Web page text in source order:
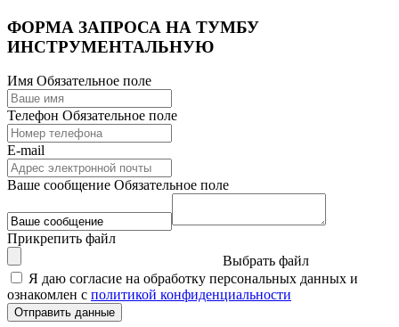
ФОРМА ЗАПРОСА НА ТУМБУ
ИНСТРУМЕНТАЛЬНУЮ
Имя Обязательное поле
Телефон Обязательное поле
E-mail
Ваше сообщение Обязательное поле
Прикрепить файл
Выбрать файл
Я даю согласие на обработку персональных данных и
ознакомлен с политикой конфиденциальности
Отправить данные